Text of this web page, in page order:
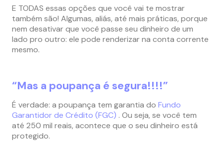
E TODAS essas opções que você vai te mostrar
também são! Algumas, aliás, até mais práticas, porque
nem desativar que você passe seu dinheiro de um
lado pro outro: ele pode renderizar na conta corrente
mesmo.
“Mas a poupança é segura!!!!”
É verdade: a poupança tem garantia do Fundo
Garantidor de Crédito (FGC) . Ou seja, se você tem
até 250 mil reais, acontece que o seu dinheiro está
protegido.